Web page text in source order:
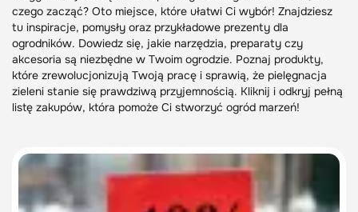
czego zacząć? Oto miejsce, które ułatwi Ci wybór! Znajdziesz
tu inspiracje, pomysły oraz przykładowe prezenty dla
ogrodników. Dowiedz się, jakie narzędzia, preparaty czy
akcesoria są niezbędne w Twoim ogrodzie. Poznaj produkty,
które zrewolucjonizują Twoją pracę i sprawią, że pielęgnacja
zieleni stanie się prawdziwą przyjemnością. Kliknij i odkryj pełną
listę zakupów, która pomoże Ci stworzyć ogród marzeń!